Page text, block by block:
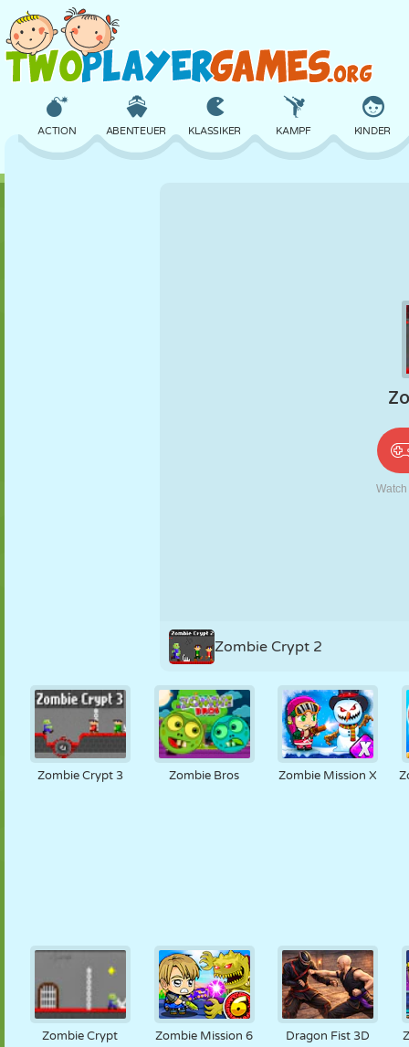
ACTION ABENTEUER KLASSIKER KAMPF KINDER
ROBOTER
Zombie Crypt 2
Zombie Crypt 3 Zombie Bros Zombie Mission X
Zombie Crypt Zombie Mission 6 Dragon Fist 3D